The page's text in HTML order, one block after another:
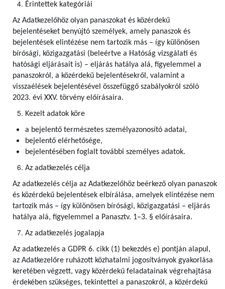
Érintettek kategóriái
Az Adatkezelőhöz olyan panaszokat és közérdekű
bejelentéseket benyújtó személyek, amely panaszok és
bejelentések elintézése nem tartozik más – így különösen
bírósági, közigazgatási (beleértve a Hatóság vizsgálati és
hatósági eljárásait is) – eljárás hatálya alá, figyelemmel a
panaszokról, a közérdekű bejelentésekről, valamint a
visszaélések bejelentésével összefüggő szabályokról szóló
2023. évi XXV. törvény előírásaira.
Kezelt adatok köre
a bejelentő természetes személyazonosító adatai,
bejelentő elérhetősége,
bejelentésében foglalt további személyes adatok.
Az adatkezelés célja
Az adatkezelés célja az Adatkezelőhöz beérkező olyan panaszok
és közérdekű bejelentések elbírálása, amelyek elintézése nem
tartozik más – így különösen bírósági, közigazgatási – eljárás
hatálya alá, figyelemmel a Panasztv. 1–3. § előírásaira.
Az adatkezelés jogalapja
Az adatkezelés a GDPR 6. cikk (1) bekezdés e) pontján alapul,
az Adatkezelőre ruházott közhatalmi jogosítványok gyakorlása
keretében végzett, vagy közérdekű feladatainak végrehajtása
érdekében szükséges, tekintettel a panaszokról, a közérdekű